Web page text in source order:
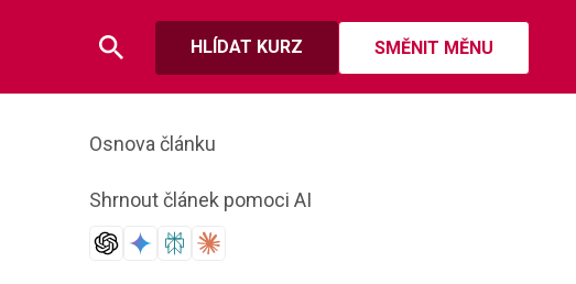
HLÍDAT KURZ SMĚNIT MĚNU
Osnova článku
Shrnout článek pomoci AI